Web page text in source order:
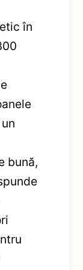
în
bună,